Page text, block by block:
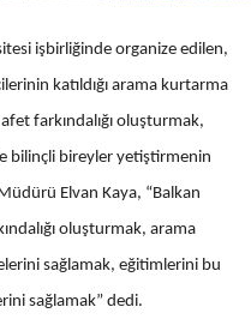
işbirliğinde organize edilen,
katıldığı arama kurtarma
farkındalığı oluşturmak,
bilinçli bireyler yetiştirmenin
Elvan Kaya, “Balkan
oluşturmak, arama
sağlamak, eğitimlerini bu
sağlamak” dedi.